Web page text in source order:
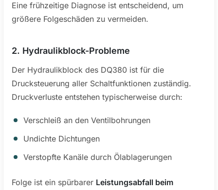
Eine frühzeitige Diagnose ist entscheidend, um
größere Folgeschäden zu vermeiden.
2. Hydraulikblock-Probleme
Der Hydraulikblock des DQ380 ist für die
Drucksteuerung aller Schaltfunktionen zuständig.
Druckverluste entstehen typischerweise durch:
Verschleiß an den Ventilbohrungen
Undichte Dichtungen
Verstopfte Kanäle durch Ölablagerungen
Folge ist ein spürbarer Leistungsabfall beim